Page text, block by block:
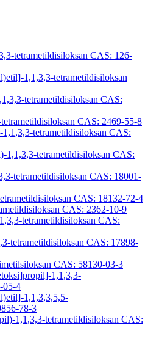
tetrametildisiloksan CAS: 126-
1,1,3,3-tetrametildisiloksan
tetrametildisiloksan CAS:
CAS: 2469-55-8
tetrametildisiloksan CAS:
1,1,3,3-tetrametildisiloksan CAS:
tetrametildisiloksan CAS: 18001-
CAS: 18132-72-4
CAS: 2362-10-9
tetrametildisiloksan CAS:
tetrametildisiloksan CAS: 17898-
CAS: 58130-03-3
1,1,3,3-
05-4
1,1,3,3,5,5-
78-3
1,1,3,3-tetrametildisiloksan CAS: